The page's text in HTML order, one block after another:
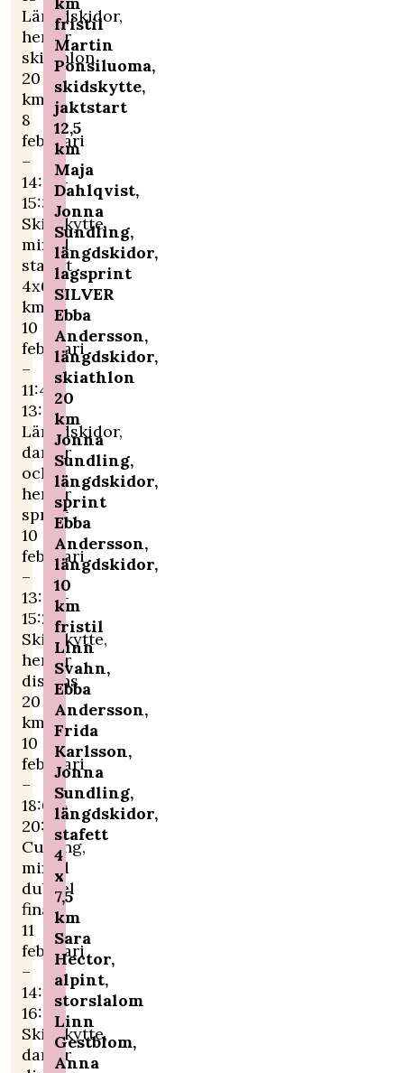
Längdskidor,
herrar
skiathlon
20
km
8
februari
–
14:05-
15:35,
Skidskytte,
mixed
stafett
4x6
km
10
februari
–
11:45-
13:45
Längdskidor,
damer
och
herrar
sprint
10
februari
–
13:30-
15:25
Skidskytte,
herrar
distans
20
km
10
februari
–
18:05-
20:20
Curling,
mixed
dubbel
final
11
februari
–
14:15-
16:05
Skidskytte,
damer
fristil
Martin
Ponsiluoma,
skidskytte,
jaktstart
12,5
km
Maja
Dahlqvist,
Jonna
Sundling,
längdskidor,
lagsprint
SILVER
Ebba
Andersson,
längdskidor,
skiathlon
20
km
Jonna
Sundling,
längdskidor,
sprint
Ebba
Andersson,
längdskidor,
10
km
fristil
Linn
Svahn,
Ebba
Andersson,
Frida
Karlsson,
Jonna
Sundling,
längdskidor,
stafett
4
x
7,5
km
Sara
Hector,
alpint,
storslalom
Linn
Gestblom,
Anna